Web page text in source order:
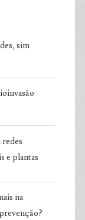
sim
e plantas
na